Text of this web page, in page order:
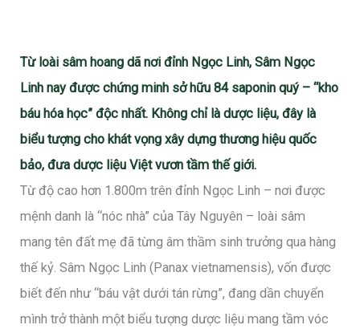
Từ loài sâm hoang dã nơi đỉnh Ngọc Linh, Sâm Ngọc
Linh nay được chứng minh sở hữu 84 saponin quý – “kho
báu hóa học” độc nhất. Không chỉ là dược liệu, đây là
biểu tượng cho khát vọng xây dựng thương hiệu quốc
bảo, đưa dược liệu Việt vươn tầm thế giới.
Từ độ cao hơn 1.800m trên đỉnh Ngọc Linh – nơi được
mệnh danh là “nóc nhà” của Tây Nguyên – loài sâm
mang tên đất mẹ đã từng âm thầm sinh trưởng qua hàng
thế kỷ. Sâm Ngọc Linh (Panax vietnamensis), vốn được
biết đến như “báu vật dưới tán rừng”, đang dần chuyển
mình trở thành một biểu tượng dược liệu mang tầm vóc